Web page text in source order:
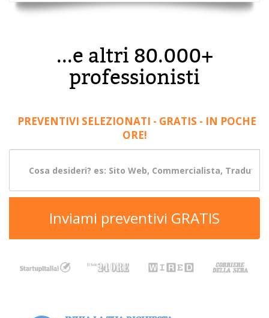
...e altri 80.000+
professionisti
PREVENTIVI SELEZIONATI - GRATIS - IN POCHE
ORE!
Inviami preventivi GRATIS